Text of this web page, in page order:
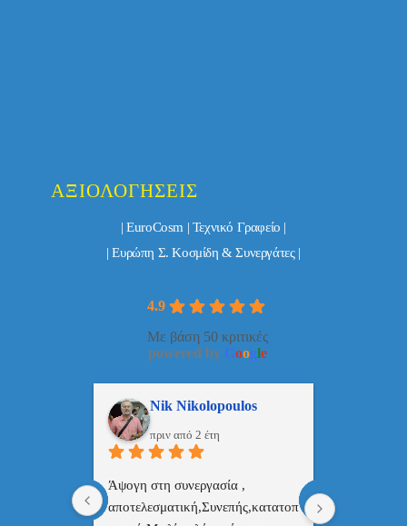
ΑΞΙΟΛΟΓΉΣΕΙΣ
| EuroCosm | Τεχνικό Γραφείο |
| Ευρώπη Σ. Κοσμίδη & Συνεργάτες |
4.9
Με βάση 50 κριτικές
powered by Google
ManosBX
πριν από 2 έτη
Επαγγελματίας  Άψογη
συνεργασία